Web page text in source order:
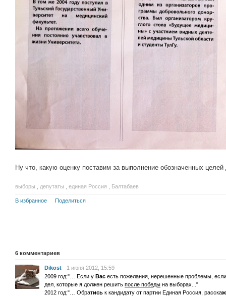
Ну что, какую оценку поставим за выполнение обозначенных целей
выборы депутаты единая Россия Балтабаев
В избранное Поделиться
6 комментариев
Dikost
1 июня 2012, 15:59
2009 год:"… Если у Вас есть пожелания, нерешенные проблемы,
дел, которые я должен решить после победы на выборах..."
2012 год:"… Обратись к кандидату от партии Единая Россия, расска